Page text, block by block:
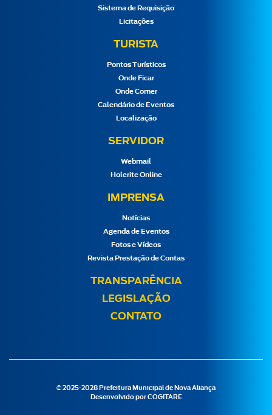
Sistema de Requisição
Licitações
TURISTA
Pontos Turísticos
Onde Ficar
Onde Comer
Calendário de Eventos
Localização
SERVIDOR
Webmail
Holerite Online
IMPRENSA
Notícias
Agenda de Eventos
Fotos e Vídeos
Revista Prestação de Contas
TRANSPARÊNCIA
LEGISLAÇÃO
CONTATO
© 2025-2028 Prefeitura Municipal de Nova Aliança
Desenvolvido por COGITARE